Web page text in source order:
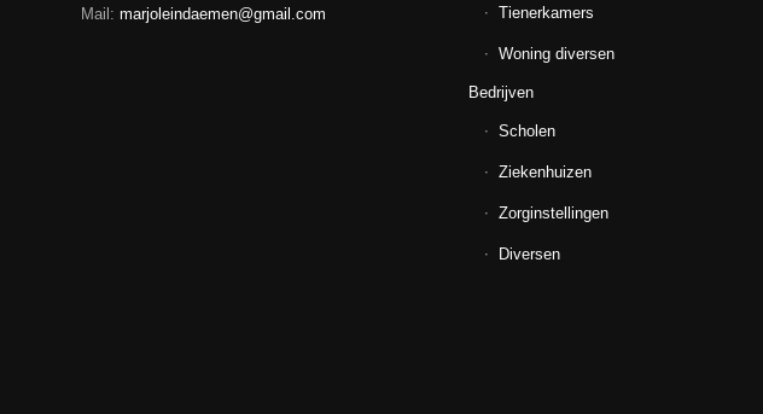
Mail: marjoleindaemen@gmail.com Tienerkamers
Woning diversen
Bedrijven
Scholen
Ziekenhuizen
Zorginstellingen
Diversen